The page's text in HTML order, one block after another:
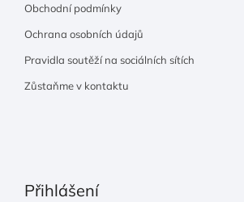
Obchodní podmínky
Ochrana osobních údajů
Pravidla soutěží na sociálních sítích
Zůstaňme v kontaktu
Přihlášení